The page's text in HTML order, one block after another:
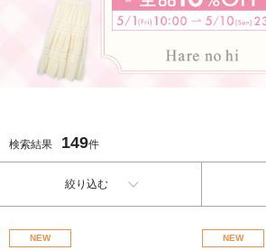
検索結果 149件
絞り込む
NEW NEW